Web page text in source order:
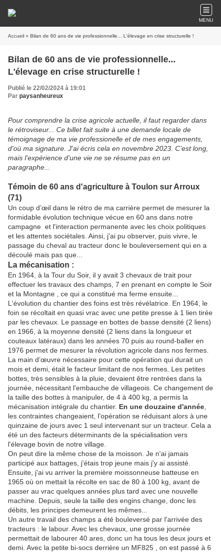
MENU
Accueil » Bilan de 60 ans de vie professionnelle... L'élevage en crise structurelle !
Bilan de 60 ans de vie professionnelle...
L'élevage en crise structurelle !
Publié le 22/02/2024 à 19:01
Par paysanheureux
Pour comprendre la crise agricole actuelle, il faut regarder dans
le rétroviseur... Ce billet fait suite à une demande locale de
témoignage de ma vie professionelle et de mes engagements,
d'où ma signature. J'ai écris cela en novembre 2023. C'est long,
mais l'expérience d'une vie ne se résume pas en un
paragraphe...
Témoin de 60 ans d'agriculture à Toulon sur Arroux
(71)
Un coup d’œil dans le rétro de ma carrière permet de mesurer la
formidable évolution technique vécue en 60 ans dans notre
campagne et l'interaction permanente avec les choix politiques
et les attentes sociétales. Ainsi, j'ai pu observer, puis vivre, le
passage du cheval au tracteur donc le bouleversement qui en a
découlé mais pas que...
La mécanisation :
En 1964, à la Tour du Soir, il y avait 3 chevaux de trait pour
effectuer les travaux des champs, 7 en prenant en compte le Soir
et la Montagne , ce qui a constitué ma ferme ensuite...
L'évolution du chantier des foins est très révélatrice. En 1964, le
foin se récoltait en quasi vrac avec une petite presse à 1 lien tirée
par les chevaux. Le passage en bottes de basse densité (2 liens)
en 1966, à la moyenne densité (2 liens dans la longueur et
couteaux latéraux) dans les années 70 puis au round-baller en
1976 permet de mesurer la révolution agricole dans nos fermes.
La main d’œuvre nécessaire pour cette opération qui durait un
mois et demi, était le facteur limitant de nos fermes. Les petites
bottes, très sensibles à la pluie, devaient être rentrées dans la
journée, nécessitant l'embauche de villageois. Ce changement de
la taille des bottes à manipuler, de 4 à 400 kg, a permis la
mécanisation intégrale du chantier. En une douzaine d'année
les contraintes changeaient, l'opération se réduisant alors à une
quinzaine de jours avec 1 seul intervenant sur un tracteur. Cela a
été un des facteurs déterminants de la spécialisation vers
l'élevage bovin de notre village.
On peut dire la même chose de la moisson. Je n'ai jamais
participé aux battages, j'étais trop jeune mais j'y ai assisté.
Ensuite, j'ai vu arriver la première moissonneuse batteuse en
1965 où on mettait la récolte en sac de 80 à 100 kg, avant de
passer au vrac quelques années plus tard avec une nouvelle
machine. Depuis, seule la taille des engins change, donc les
débits, les principes demeurent les mêmes...
Un autre travail des champs a été bouleversé par l'arrivée des
tracteurs : le labour. Avec les chevaux, une grosse journée
permettait de labourer 40 ares, donc un ha tous les deux jours et
demi. Avec la petite bi-socs derrière un MF825 , on est passé à 6